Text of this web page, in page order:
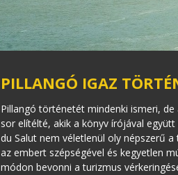
PILLANGÓ IGAZ
Pillangó történetét mindenki ismeri,
sor elítélté, akik a könyv írójával
du Salut nem véletlenül oly népszerű
az embert szépségével és kegyetlen
módon bevonni a turizmus